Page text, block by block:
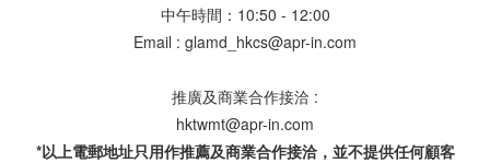
中午時間：10:50 - 12:00
Email : glamd_hkcs@apr-in.com
推廣及商業合作接洽 :
hktwmt@apr-in.com
*以上電郵地址只用作推薦及商業合作接洽，並不提供任何顧客